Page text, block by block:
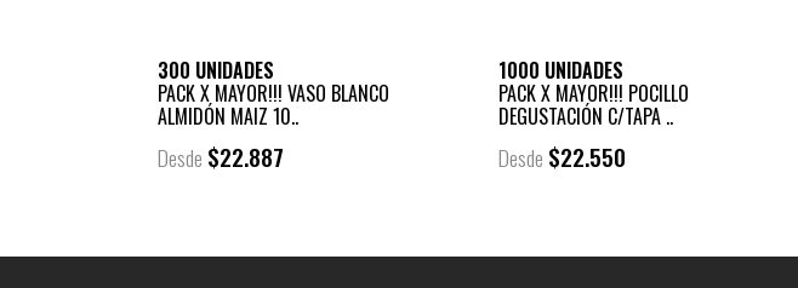
300 UNIDADES
PACK X MAYOR!!! VASO BLANCO
ALMIDÓN MAIZ 10..
Desde $22.887
1000 UNIDADES
PACK X MAYOR!!! POCILLO
DEGUSTACIÓN C/TAPA ..
Desde $22.550